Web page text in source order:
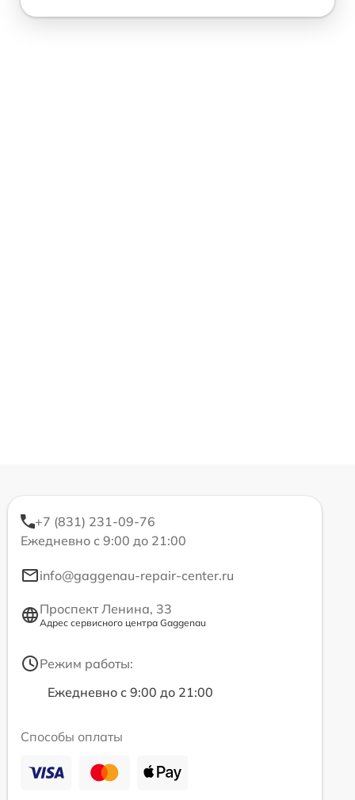
+7 (831) 231-09-76
Ежедневно с 9:00 до 21:00
info@gaggenau-repair-center.ru
Проспект Ленина, 33
Адрес сервисного центра Gaggenau
Режим работы:
Ежедневно с 9:00 до 21:00
Способы оплаты